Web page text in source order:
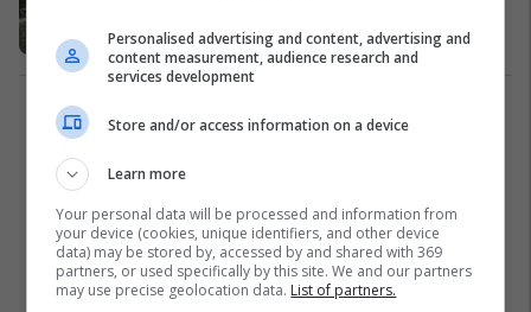
Të Tjera 01/05/2023
1
Personalised advertising and content, advertising and
content measurement, audience research and
services development
Store and/or access information on a device
Learn more
Your personal data will be processed and information from
your device (cookies, unique identifiers, and other device
data) may be stored by, accessed by and shared with 369
partners, or used specifically by this site. We and our partners
may use precise geolocation data. List of partners.